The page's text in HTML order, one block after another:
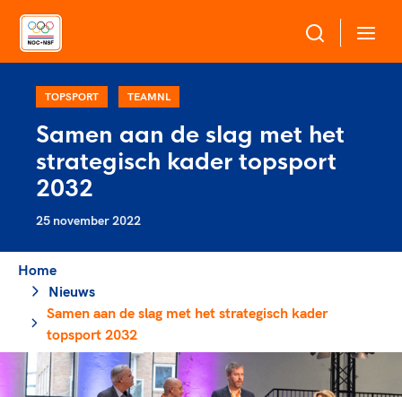
Over NOC*NSF
Sportagenda 2032
Leden
Merkbescherming NOC*NSF
Onze partners
Geven aan Sport
Sportdeelname
Bonden en professionals in de sport
Beleidsmedewerkers
Clubbestuurders
Coördinatoren en opleiders
Trainer-coaches
Officials
Voor talentvolle sporters
Atletencommissie
Paralympische Talentdag
Voor bonden
Pers
TOPSPORT TEAMNL
Samen aan de slag met het
strategisch kader topsport
2032
25 november 2022
Home
Nieuws
Samen aan de slag met het strategisch kader
topsport 2032